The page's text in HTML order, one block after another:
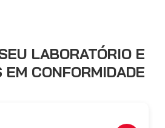
LABORATÓRIO E
EM CONFORMIDADE